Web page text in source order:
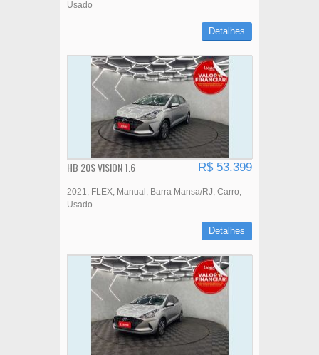
Usado
Detalhes
HB 20S VISION 1.6 R$ 53.399
2021 FLEX Manual Barra Mansa/RJ Carro
Usado
Detalhes